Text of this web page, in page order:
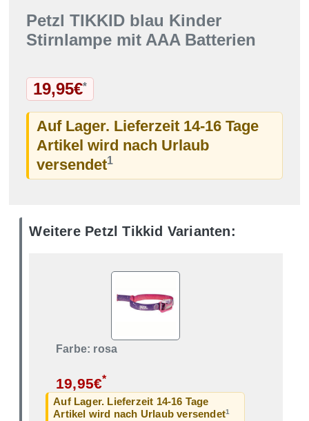
Petzl TIKKID blau Kinder
Stirnlampe mit AAA Batterien
19,95€*
Auf Lager. Lieferzeit 14-16 Tage
Artikel wird nach Urlaub
versendet1
Weitere Petzl Tikkid Varianten:
Farbe: rosa
19,95€*
Auf Lager. Lieferzeit 14-16 Tage
Artikel wird nach Urlaub versendet1